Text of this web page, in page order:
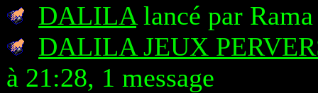
DALILAlancé par
DALILA JEUX
à 21:28, 1 message